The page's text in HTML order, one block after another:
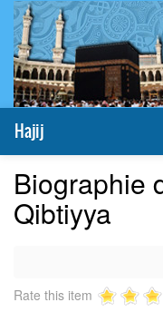
Hajij
Biographie
Qibtiyya
Rate this item